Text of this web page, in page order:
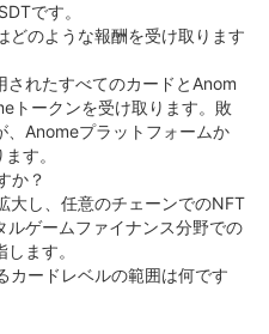
です。
どのような報酬を受け取ります
れたすべてのカードとAnom
トークンを受け取ります。敗
、Anomeプラットフォームか
す。
か？
大し、任意のチェーンでのNFT
ゲームファイナンス分野での
ます。
カードレベルの範囲は何です